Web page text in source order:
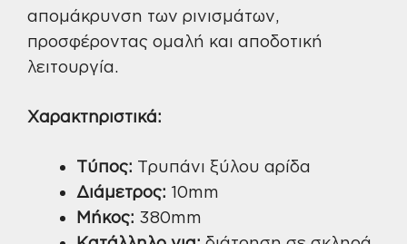
απομάκρυνση των ρινισμάτων,
προσφέροντας ομαλή και αποδοτική
λειτουργία.
Χαρακτηριστικά:
Τύπος: Τρυπάνι ξύλου αρίδα
Διάμετρος: 10mm
Μήκος: 380mm